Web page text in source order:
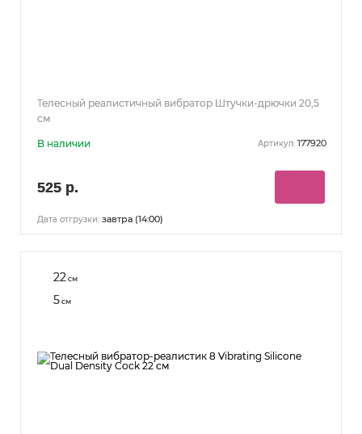
Телесный реалистичный вибратор Штучки-дрючки 20,5
см
В наличии Артикул: 177920
525 р.
Дата отгрузки: завтра (14:00)
22 см
5см